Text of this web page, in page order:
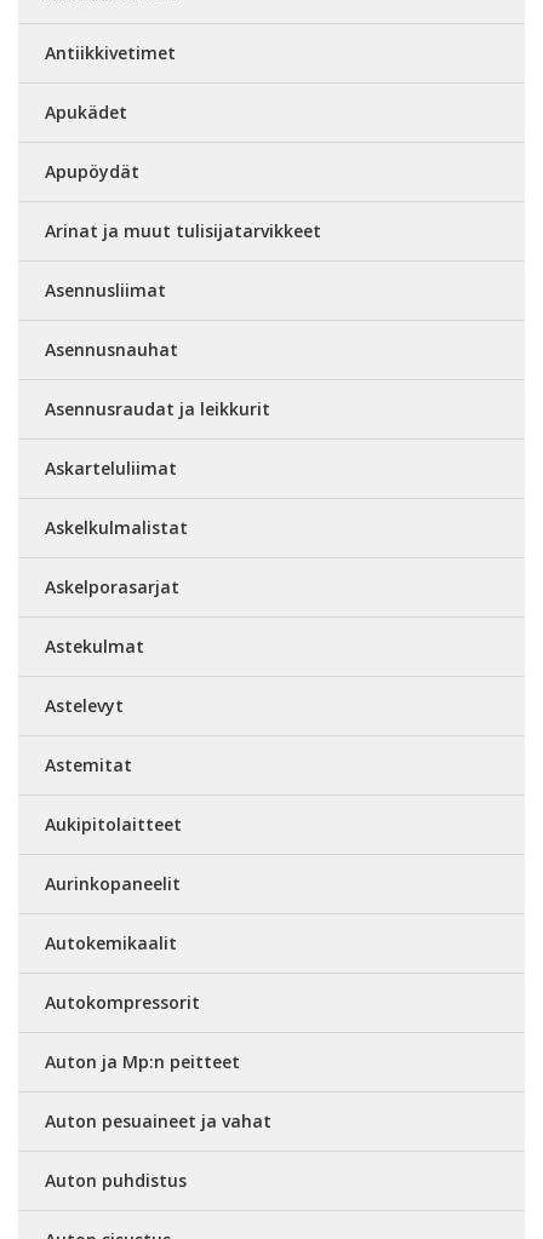
Antiikkivetimet
Apukädet
Apupöydät
Arinat ja muut tulisijatarvikkeet
Asennusliimat
Asennusnauhat
Asennusraudat ja leikkurit
Askarteluliimat
Askelkulmalistat
Askelporasarjat
Astekulmat
Astelevyt
Astemitat
Aukipitolaitteet
Aurinkopaneelit
Autokemikaalit
Autokompressorit
Auton ja Mp:n peitteet
Auton pesuaineet ja vahat
Auton puhdistus